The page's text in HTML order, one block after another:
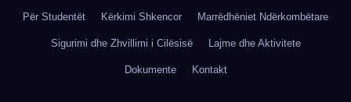
Për Studentët Kërkimi Shkencor Marrëdhëniet Ndërkombëtare
Sigurimi dhe Zhvillimi i Cilësisë Lajme dhe Aktivitete
Dokumente Kontakt